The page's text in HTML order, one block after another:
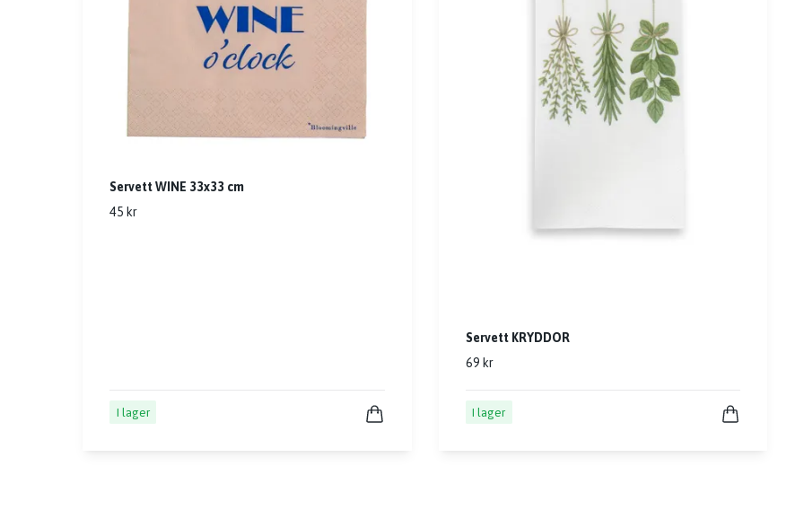
Servett WINE 33x33 cm
45 kr
I lager
Servett KRYDDOR
69 kr
I lager